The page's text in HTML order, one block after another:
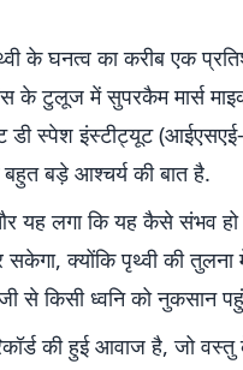
के घनत्व का करीब एक
के टुलूज में सुपरकैम मार्स
डी स्पेश इंस्टीट्यूट (आईएसएई-
बड़े आश्चर्य की बात है.
यह लगा कि यह कैसे संभव
क्योंकि पृथ्वी की
से किसी ध्वनि को नुकसान
की हुई आवाज है, जो